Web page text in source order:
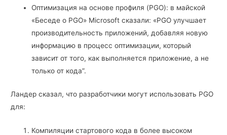
Оптимизация на основе профиля (PGO): в майской
«Беседе о PGO» Microsoft сказали: «PGO улучшает
производительность приложений, добавляя новую
информацию в процесс оптимизации, который
зависит от того, как выполняется приложение, а не
только от кода”.
Ландер сказал, что разработчики могут использовать PGO
для:
Компиляции стартового кода в более высоком